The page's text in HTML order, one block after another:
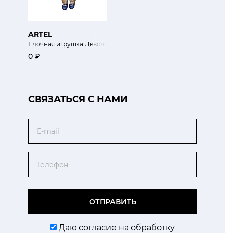
ARTEL
Елочная игрушка Девочка-кошечка
0 ₽
CВЯЗАТЬСЯ С НАМИ
ОТПРАВИТЬ
Даю согласие на обработку